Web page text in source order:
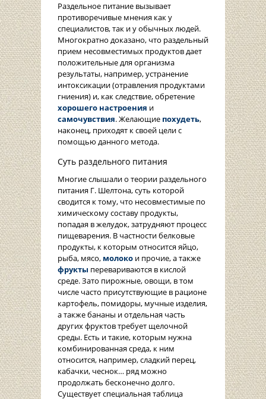
Раздельное питание вызывает
противоречивые мнения как у
специалистов, так и у обычных людей.
Многократно доказано, что раздельный
прием несовместимых продуктов дает
положительные для организма
результаты, например, устранение
интоксикации (отравления продуктами
гниения) и, как следствие, обретение
хорошего настроения и
самочувствия. Желающие похудеть,
наконец, приходят к своей цели с
помощью данного метода.
Суть раздельного питания
Многие слышали о теории раздельного
питания Г. Шелтона, суть которой
сводится к тому, что несовместимые по
химическому составу продукты,
попадая в желудок, затрудняют процесс
пищеварения. В частности белковые
продукты, к которым относится яйцо,
рыба, мясо, молоко и прочие, а также
фрукты перевариваются в кислой
среде. Зато пирожные, овощи, в том
числе часто присутствующие в рационе
картофель, помидоры, мучные изделия,
а также бананы и отдельная часть
других фруктов требует щелочной
среды. Есть и такие, которым нужна
комбинированная среда, к ним
относится, например, сладкий перец,
кабачки, чеснок… ряд можно
продолжать бесконечно долго.
Существует специальная таблица